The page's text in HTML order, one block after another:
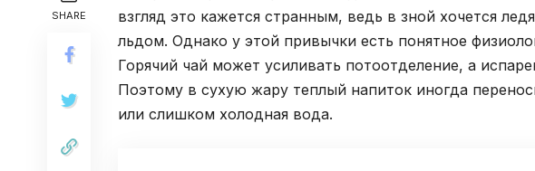
SHARE
взгляд это кажется странным, ведь в зной хочется
льдом. Однако у этой привычки есть понятное
Горячий чай может усиливать потоотделение, а
Поэтому в сухую жару теплый напиток иногда
или слишком холодная вода.